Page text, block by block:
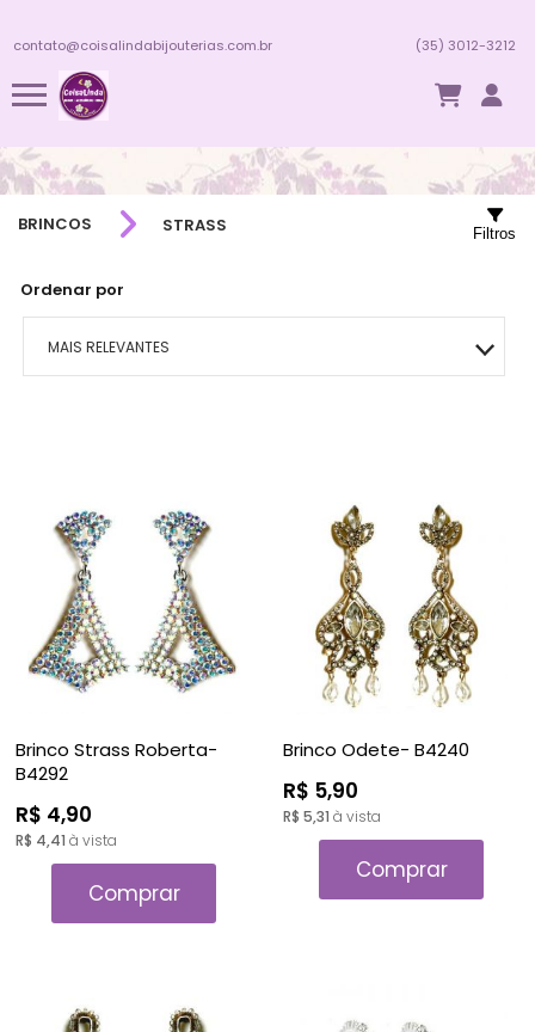
contato@coisalindabijouterias.com.br (35) 3012-3212
BRINCOS STRASS
Ordenar por
MAIS RELEVANTES
MAIOR PREÇO
A - Z
Filtros
Brinco Strass Roberta-
B4292
R$ 4,90
R$ 4,41 à vista
Comprar
Brinco Odete- B4240
R$ 5,90
R$ 5,31 à vista
Comprar